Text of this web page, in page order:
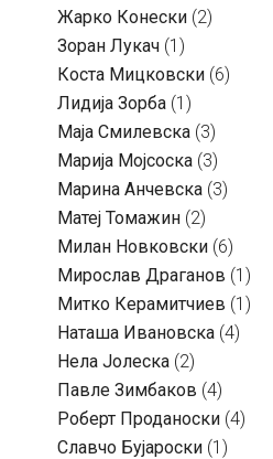
Жарко Конески (2)
Зоран Лукач (1)
Коста Мицковски (6)
Лидија Зорба (1)
Маја Смилевска (3)
Марија Мојсоска (3)
Марина Анчевска (3)
Матеј Томажин (2)
Милан Новковски (6)
Мирослав Драганов (1)
Митко Керамитчиев (1)
Наташа Ивановска (4)
Нела Јолеска (2)
Павле Зимбаков (4)
Роберт Проданоски (4)
Славчо Бујароски (1)